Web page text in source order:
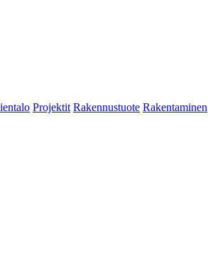
Projektit Rakennustuote Rakentaminen